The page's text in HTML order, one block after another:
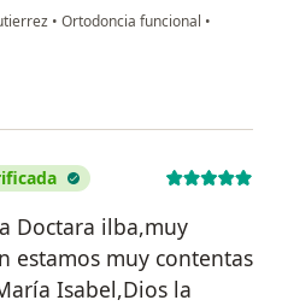
• Ortodoncia funcional •
Doctara ilba,muy
estamos muy contentas
Isabel,Dios la